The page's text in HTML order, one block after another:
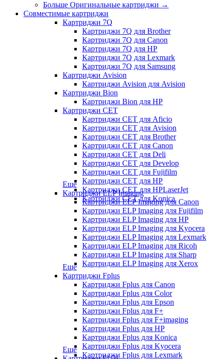
Больше Оригинальные картриджи →
Совместимые картриджи
Картриджи 7Q
Картриджи 7Q для Brother
Картриджи 7Q для Canon
Картриджи 7Q для HP
Картриджи 7Q для Lexmark
Картриджи 7Q для Samsung
Картриджи Avision
Картриджи Avision для Avision
Картриджи Bion
Картриджи Bion для HP
Картриджи CET
Картриджи CET для Aficio
Картриджи CET для Avision
Картриджи CET для Brother
Картриджи CET для Canon
Картриджи CET для Deli
Картриджи CET для Develop
Картриджи CET для Fujifilm
Картриджи CET для HP
Картриджи CET для HPLaserJet
Картриджи CET для Konica
Еще
Картриджи ELP Imaging
Картриджи ELP Imaging для Canon
Картриджи ELP Imaging для Fujifilm
Картриджи ELP Imaging для HP
Картриджи ELP Imaging для Kyocera
Картриджи ELP Imaging для Lexmark
Картриджи ELP Imaging для Ricoh
Картриджи ELP Imaging для Sharp
Картриджи ELP Imaging для Xerox
Еще
Картриджи Fplus
Картриджи Fplus для Canon
Картриджи Fplus для Color
Картриджи Fplus для Epson
Картриджи Fplus для F+
Картриджи Fplus для F+imaging
Картриджи Fplus для HP
Картриджи Fplus для Konica
Картриджи Fplus для Kyocera
Картриджи Fplus для Lexmark
Еще